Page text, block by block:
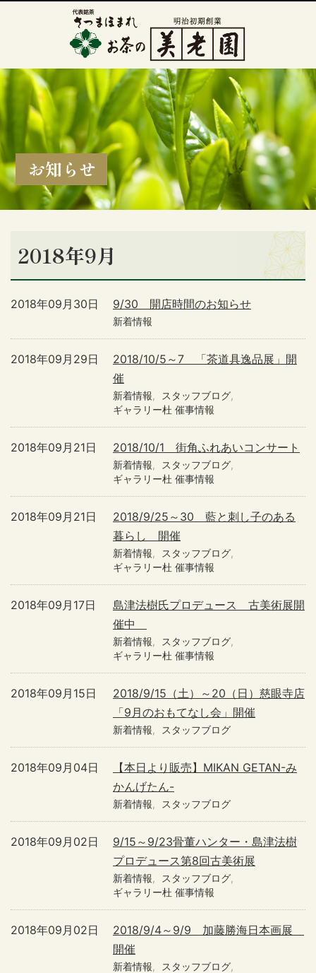
お知らせ
2018年9月
9/30 開店時間のお知らせ
2018年09月30日
新着情報
2018/10/5～7 「茶道具逸品展」開
催
2018年09月29日
新着情報
スタッフブログ
ギャラリー杜 催事情報
2018/10/1 街角ふれあいコンサート
2018年09月21日
新着情報
スタッフブログ
ギャラリー杜 催事情報
2018/9/25～30 藍と刺し子のある
暮らし 開催
2018年09月21日
新着情報
スタッフブログ
ギャラリー杜 催事情報
島津法樹氏プロデュース 古美術展開
催中
2018年09月17日
新着情報
スタッフブログ
ギャラリー杜 催事情報
2018/9/15（土）～20（日）慈眼寺店
「9月のおもてなし会」開催
2018年09月15日
新着情報 スタッフブログ
【本日より販売】MIKAN GETAN-み
かんげたん-
2018年09月04日
新着情報 スタッフブログ
9/15～9/23骨董ハンター・島津法樹
プロデュース第8回古美術展
2018年09月02日
新着情報
スタッフブログ
ギャラリー杜 催事情報
2018/9/4～9/9 加藤勝海日本画展
開催
2018年09月02日
新着情報
スタッフブログ